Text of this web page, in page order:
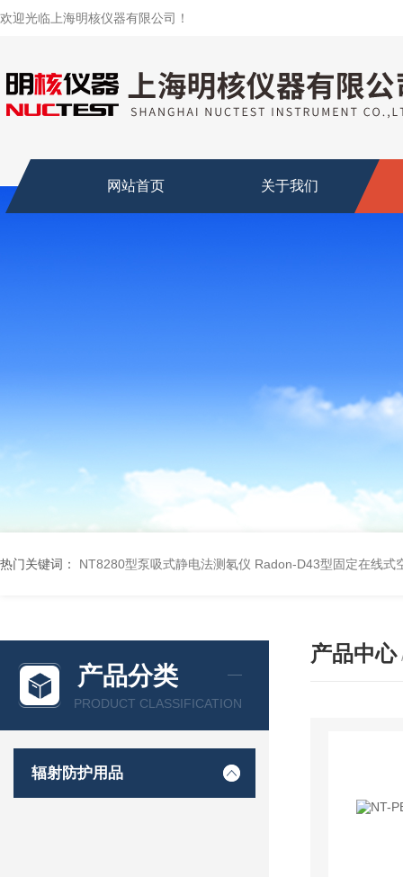
欢迎光临上海明核仪器有限公司！
网站首页 关于我们
热门关键词： NT8280型泵吸式静电法测氡仪 Radon-D43型固定在线式
产品分类
PRODUCT CLASSIFICATION
辐射防护用品
产品中心